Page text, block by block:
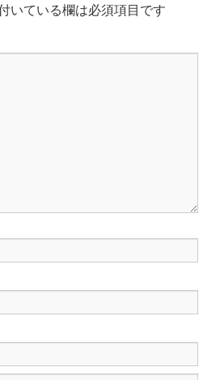
いている欄は必須項目です